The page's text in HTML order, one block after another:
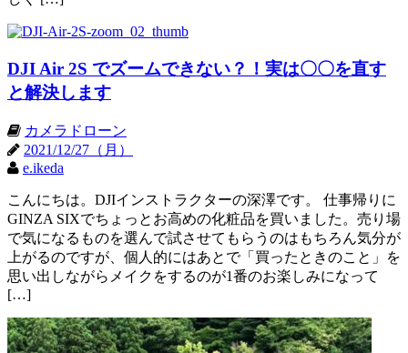
DJI Air 2S でズームできない？！実は〇〇を直す
と解決します
カメラドローン
2021/12/27（月）
e.ikeda
こんにちは。DJIインストラクターの深澤です。 仕事帰りに
GINZA SIXでちょっとお高めの化粧品を買いました。売り場
で気になるものを選んで試させてもらうのはもちろん気分が
上がるのですが、個人的にはあとで「買ったときのこと」を
思い出しながらメイクをするのが1番のお楽しみになって
[…]